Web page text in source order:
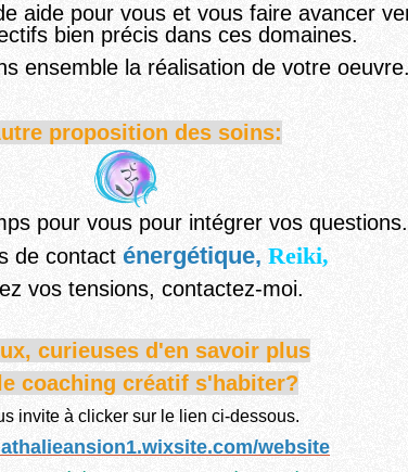
aide pour vous et vous faire avancer
bien précis dans ces domaines.
ensemble la réalisation de votre oeuvre.
proposition des soins:
pour vous pour intégrer vos questions.
de contact énergétique, Reiki,
vos tensions, contactez-moi.
curieuses d'en savoir plus
coaching créatif s'habiter?
invite à clicker sur le lien ci-dessous.
website